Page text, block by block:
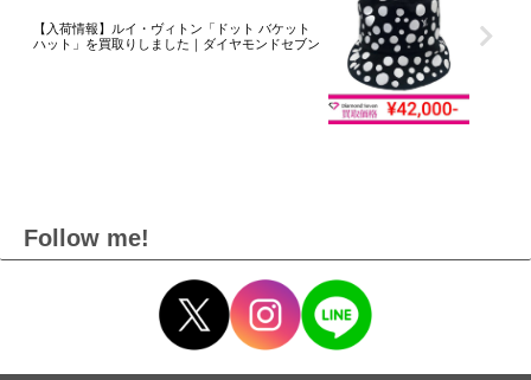
【入荷情報】ルイ・ヴィトン「ドット バケット
ハット」を買取りしました｜ダイヤモンドセブン
Follow me!